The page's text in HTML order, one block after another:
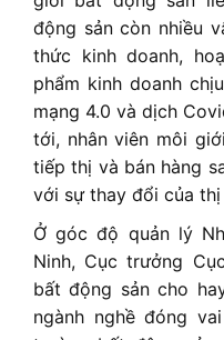
động sản còn nhiều
thức kinh doanh,
phẩm kinh doanh
mạng 4.0 và dịch
tới, nhân viên môi
tiếp thị và bán hàng
với sự thay đổi của
Ở góc độ quản lý
Ninh, Cục trưởng
bất động sản cho
ngành nghề đóng